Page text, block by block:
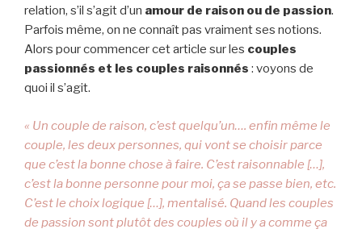
relation, s’il s’agit d’un amour de raison ou de passion.
Parfois même, on ne connaît pas vraiment ses notions.
Alors pour commencer cet article sur les couples
passionnés et les couples raisonnés : voyons de
quoi il s’agit.
« Un couple de raison, c’est quelqu’un…. enfin même le
couple, les deux personnes, qui vont se choisir parce
que c’est la bonne chose à faire. C’est raisonnable […],
c’est la bonne personne pour moi, ça se passe bien, etc.
C’est le choix logique […], mentalisé. Quand les couples
de passion sont plutôt des couples où il y a comme ça